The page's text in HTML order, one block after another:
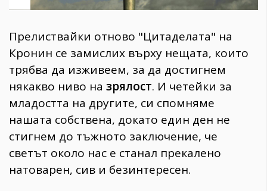
Wellness
1817
ПОСЛЕДВАЙТЕ
НИ
Прелиствайки отново "Цитаделата" на
Кронин се замислих върху нещата, които
трябва да изживеем, за да достигнем
някакво ниво на зрялост. И четейки за
младостта на другите, си спомняме
нашата собствена, докато един ден не
стигнем до тъжното заключение, че
светът около нас е станал прекалено
натоварен, сив и безинтересен.